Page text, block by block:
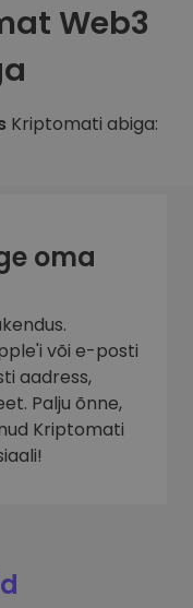
Web3
Kriptomati abiga:
oma
või e-posti
aadress,
Palju õnne,
Kriptomati